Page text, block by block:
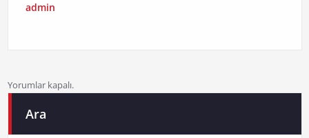
admin
Yorumlar kapalı.
Ara